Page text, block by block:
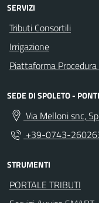
SERVIZI
Tributi Consortili
Irrigazione
Piattaforma Procedura
SEDE DI SPOLETO -
Via Melloni snc,
+39-0743-
STRUMENTI
PORTALE TRIBUTI